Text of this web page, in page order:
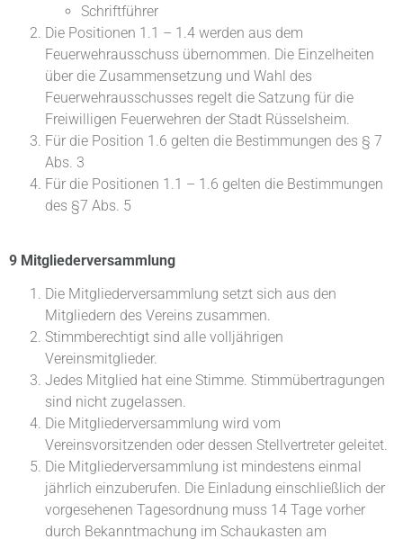
Schriftführer
Die Positionen 1.1 – 1.4 werden aus dem
Feuerwehrausschuss übernommen. Die Einzelheiten
über die Zusammensetzung und Wahl des
Feuerwehrausschusses regelt die Satzung für die
Freiwilligen Feuerwehren der Stadt Rüsselsheim.
Für die Position 1.6 gelten die Bestimmungen des § 7
Abs. 3
Für die Positionen 1.1 – 1.6 gelten die Bestimmungen
des §7 Abs. 5
9 Mitgliederversammlung
Die Mitgliederversammlung setzt sich aus den
Mitgliedern des Vereins zusammen.
Stimmberechtigt sind alle volljährigen
Vereinsmitglieder.
Jedes Mitglied hat eine Stimme. Stimmübertragungen
sind nicht zugelassen.
Die Mitgliederversammlung wird vom
Vereinsvorsitzenden oder dessen Stellvertreter geleitet.
Die Mitgliederversammlung ist mindestens einmal
jährlich einzuberufen. Die Einladung einschließlich der
vorgesehenen Tagesordnung muss 14 Tage vorher
durch Bekanntmachung im Schaukasten am